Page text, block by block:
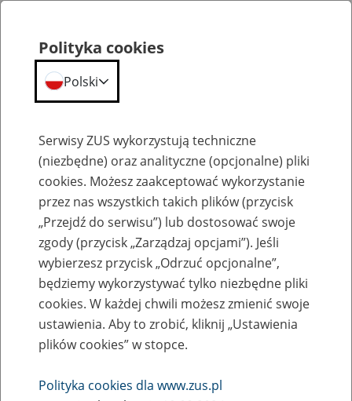
Szkolenia
Zaproś ZUS do siebie - zakładanie profili
eZUS w siedzibie Twojej firmy
Rodzaj wydarzenia
Polityka cookies
Polski
Serwisy ZUS wykorzystują techniczne
(niezbędne) oraz analityczne (opcjonalne) pliki
cookies. Możesz zaakceptować wykorzystanie
przez nas wszystkich takich plików (przycisk
„Przejdź do serwisu”) lub dostosować swoje
zgody (przycisk „Zarządzaj opcjami”). Jeśli
wybierzesz przycisk „Odrzuć opcjonalne”,
będziemy wykorzystywać tylko niezbędne pliki
cookies. W każdej chwili możesz zmienić swoje
ustawienia. Aby to zrobić, kliknij „Ustawienia
plików cookies” w stopce.
Polityka cookies dla www.zus.pl